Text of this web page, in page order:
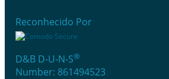
Reconhecido Por
D&B D-U-N-S®
Number: 861494523